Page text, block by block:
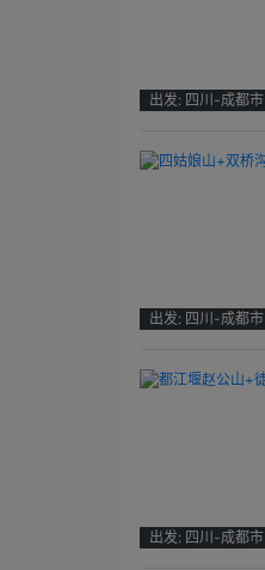
出发: 四川-成都市
出发: 四川-成都市
出发: 四川-成都市